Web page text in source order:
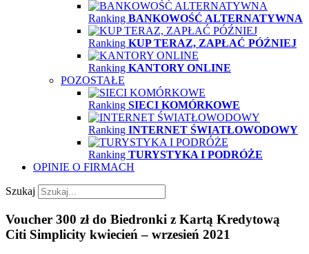
Ranking BANKOWOŚĆ ALTERNATYWNA
Ranking KUP TERAZ, ZAPŁAĆ PÓŹNIEJ
Ranking KANTORY ONLINE
POZOSTAŁE
Ranking SIECI KOMÓRKOWE
Ranking INTERNET ŚWIATŁOWODOWY
Ranking TURYSTYKA I PODRÓŻE
OPINIE O FIRMACH
Szukaj
Voucher 300 zł do Biedronki z Kartą Kredytową
Citi Simplicity kwiecień – wrzesień 2021